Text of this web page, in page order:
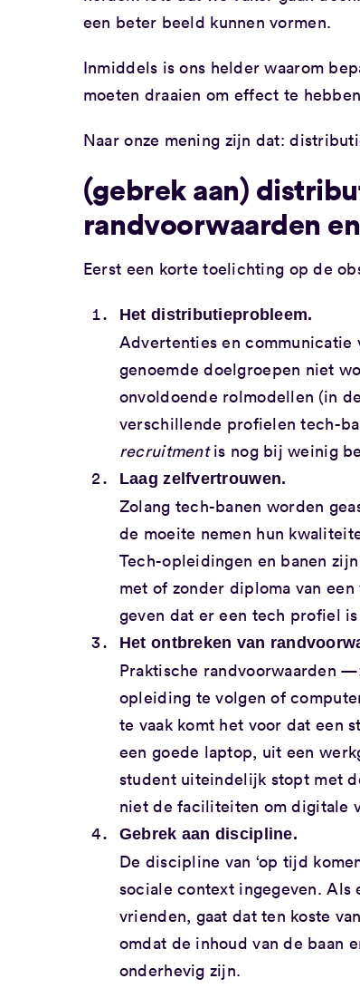
een beter beeld kunnen vormen.
Inmiddels is ons helder waarom
moeten draaien om effect te
Naar onze mening zijn dat:
(gebrek aan)
randvoorwaarden
Eerst een korte toelichting op de
Het distributieprobleem.
Advertenties en
genoemde doelgroepen niet
onvoldoende rolmodellen (in
verschillende profielen tech-
recruitmentis nog bij weinig
Laag zelfvertrouwen.
Zolang tech-banen worden
de moeite nemen hun
Tech-opleidingen en banen
met of zonder diploma van
geven dat er een tech profiel
Het ontbreken van
Praktische randvoorwaarden
opleiding te volgen of
te vaak komt het voor dat een
een goede laptop, uit een
student uiteindelijk stopt met
niet de faciliteiten om digitale
Gebrek aan discipline.
De discipline van ‘op tijd
sociale context ingegeven.
vrienden, gaat dat ten koste
omdat de inhoud van de baan
onderhevig zijn.